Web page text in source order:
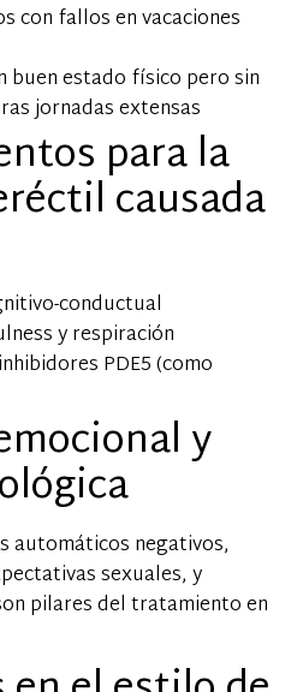
con fallos en vacaciones
buen estado físico pero sin
jornadas extensas
para la
causada
conductual
y respiración
PDE5 (como
y
automáticos negativos,
sexuales, y
pilares del tratamiento en